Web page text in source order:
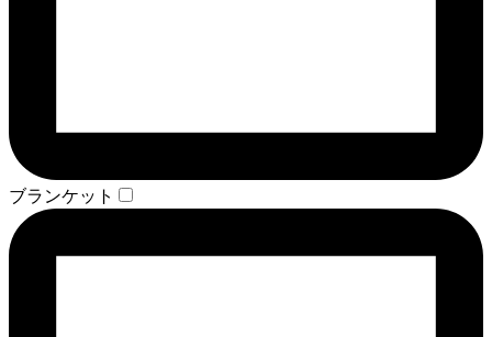
ブランケット